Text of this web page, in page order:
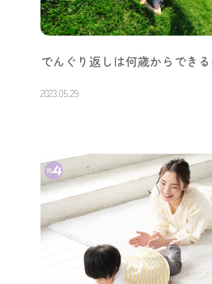
でんぐり返しは何歳からでき
2023.05.29